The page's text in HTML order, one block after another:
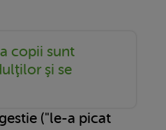
copii sunt
şi se
("le-a picat